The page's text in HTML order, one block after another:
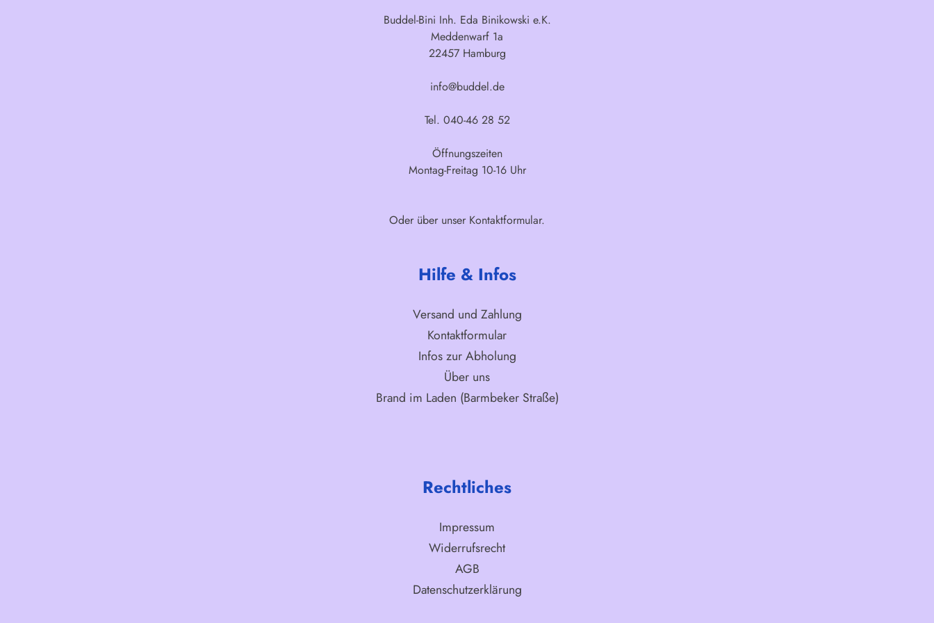
Buddel-Bini Inh. Eda Binikowski e.K.
Meddenwarf 1a
22457 Hamburg
info@buddel.de
Tel. 040-46 28 52
Öffnungszeiten
Montag-Freitag 10-16 Uhr
Oder über unser Kontaktformular.
Hilfe & Infos
Versand und Zahlung
Kontaktformular
Infos zur Abholung
Über uns
Brand im Laden (Barmbeker Straße)
Rechtliches
Impressum
Widerrufsrecht
AGB
Datenschutzerklärung